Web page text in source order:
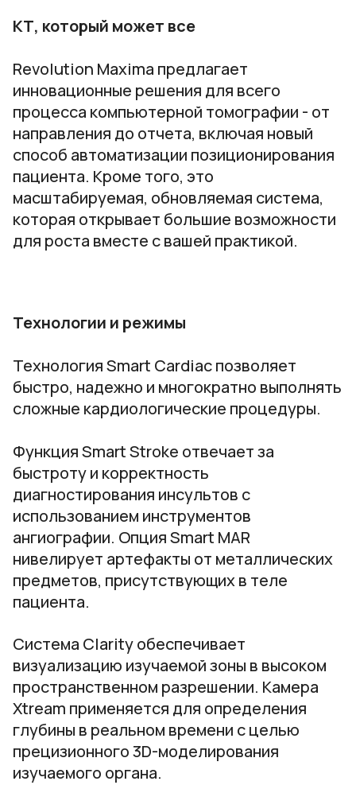
КТ, который может все
Revolution Maxima предлагает
инновационные решения для всего
процесса компьютерной томографии - от
направления до отчета, включая новый
способ автоматизации позиционирования
пациента. Кроме того, это
масштабируемая, обновляемая система,
которая открывает большие возможности
для роста вместе с вашей практикой.
Технологии и режимы
Технология Smart Cardiac позволяет
быстро, надежно и многократно выполнять
сложные кардиологические процедуры.
Функция Smart Stroke отвечает за
быстроту и корректность
диагностирования инсультов с
использованием инструментов
ангиографии. Опция Smart MAR
нивелирует артефакты от металлических
предметов, присутствующих в теле
пациента.
Система Clarity обеспечивает
визуализацию изучаемой зоны в высоком
пространственном разрешении. Камера
Xtream применяется для определения
глубины в реальном времени с целью
прецизионного 3D-моделирования
изучаемого органа.